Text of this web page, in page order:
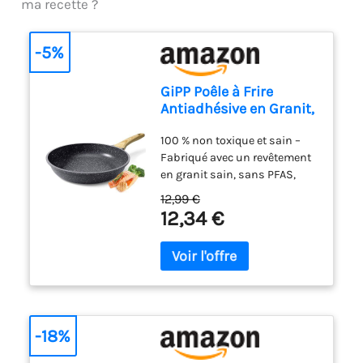
ma recette ?
GiPP Poêle à Frire
Antiadhésive en Granit,
Induction
100 % non toxique et sain –
Fabriqué avec un revêtement
en granit sain, sans PFAS,
PFOA, PFOS, APEO, plomb ni
cadmium, et approuvé par
SGS. La poêle en céramique
GiPP est sans danger pour
votre famille et
en granit – Les aliments
nécessitant moins d'huile
pour une cuisson plus saine
12,99 €
12,34 €
-5%
-18%